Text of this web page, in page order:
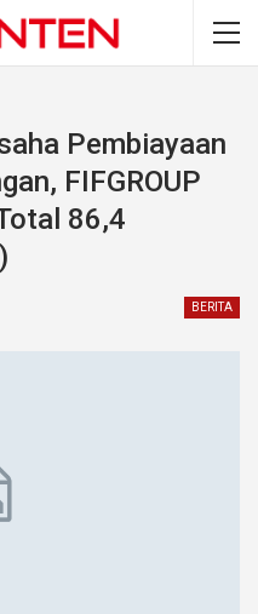
Pembiayaan
FIFGROUP
86,4
BERITA